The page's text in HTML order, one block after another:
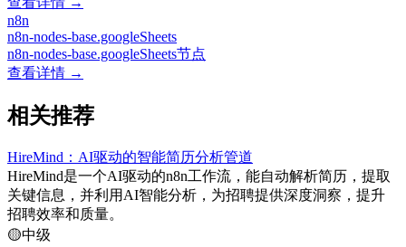
n8n
n8n-nodes-base.googleSheets
n8n-nodes-base.googleSheets节点
查看详情 →
相关推荐
HireMind：AI驱动的智能简历分析管道
HireMind是一个AI驱动的n8n工作流，能自动解析简历，提取
关键信息，并利用AI智能分析，为招聘提供深度洞察，提升
招聘效率和质量。
🟡中级